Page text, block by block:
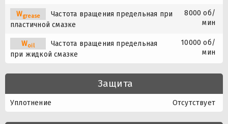
Wgrease
Частота вращения предельная при
пластичной смазке
8000 об/
мин
Woil
Частота вращения предельная
при жидкой смазке
10000 об/
мин
Защита
Уплотнение Отсутствует